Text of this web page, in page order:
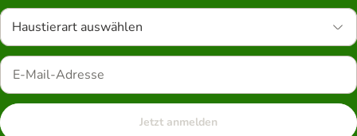
Haustierart auswählen
Jetzt anmelden